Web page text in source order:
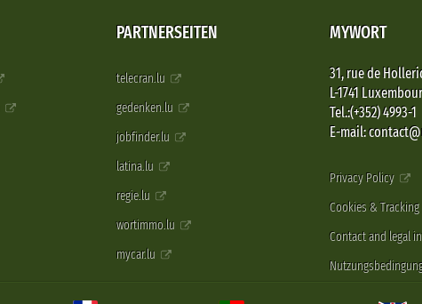
PARTNERSEITEN
telecran.lu
gedenken.lu
jobfinder.lu
latina.lu
regie.lu
wortimmo.lu
mycar.lu
MYWORT
31, rue de
L-1741
Tel.:(+352) 4993-1
E-mail:
Privacy Policy
Cookies & Tracking
Contact and legal